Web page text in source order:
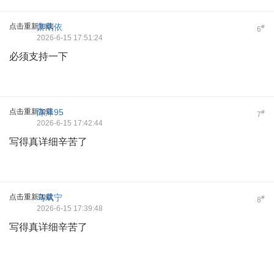
点击重新加载 6#
萧刚依
2026-6-15 17:51:24
必须支持一下
点击重新加载 7#
陈泽95
2026-6-15 17:42:44
写得真详细辛苦了
点击重新加载 8#
马斌宁
2026-6-15 17:39:48
写得真详细辛苦了